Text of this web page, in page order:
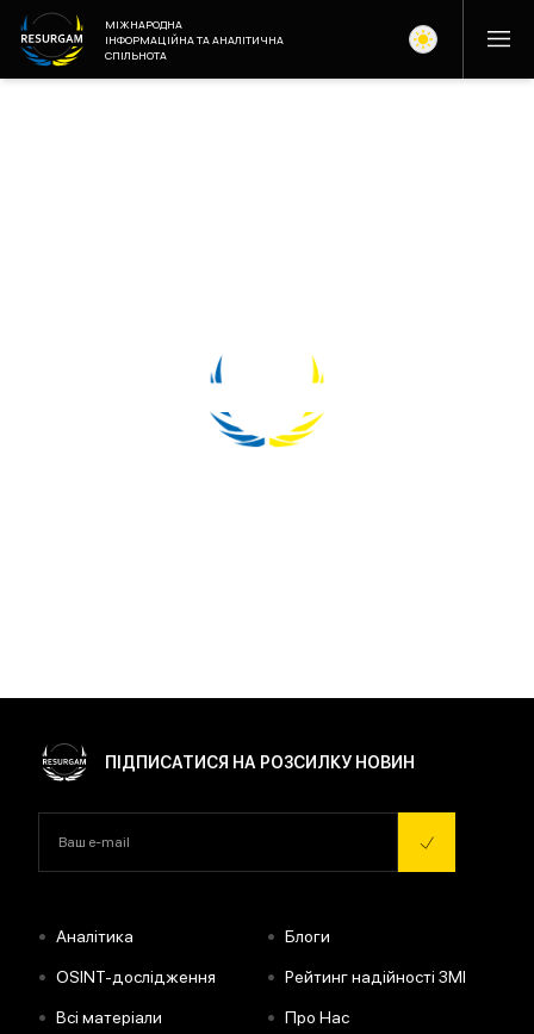
МІЖНАРОДНА
ІНФОРМАЦІЙНА ТА АНАЛІТИЧНА
СПІЛЬНОТА
ПІДПИСАТИСЯ НА РОЗСИЛКУ НОВИН
• Аналітика • Блоги
• OSINT-дослідження • Рейтинг надійності ЗМІ
• Всі матеріали • Про Нас